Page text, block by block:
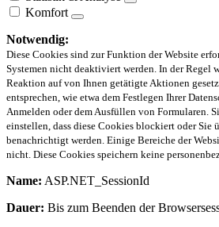
Komfort
Notwendig:
Diese Cookies sind zur Funktion der Website
Systemen nicht deaktiviert werden. In der Regel
Reaktion auf von Ihnen getätigte Aktionen
entsprechen, wie etwa dem Festlegen Ihrer
Anmelden oder dem Ausfüllen von Formularen.
einstellen, dass diese Cookies blockiert oder Sie
benachrichtigt werden. Einige Bereiche der
nicht. Diese Cookies speichern keine
Name: ASP.NET_SessionId
Dauer: Bis zum Beenden der